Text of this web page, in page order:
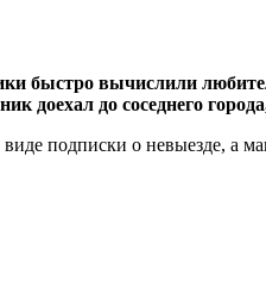
быстро вычислили
доехал до соседнего
подписки о невыезде, а